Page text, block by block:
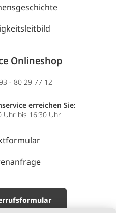
Onlineshop
- 80 29 77 12
erreichen Sie:
Uhr bis 16:30 Uhr